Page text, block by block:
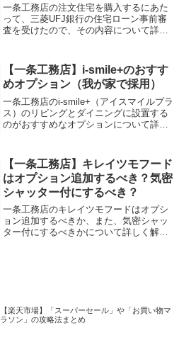
一条工務店の注文住宅を購入するにあた
って、三菱UFJ銀行の住宅ローン事前審
査を受けたので、その内容について詳し
【一条工務店】i-smile+のおすす
めオプション（我が家で採用）
一条工務店のi-smile+（アイスマイルプラ
ス）のリビングとダイニングに設置する
のがおすすめなオプションについて詳し
【一条工務店】キレイツモフード
はオプション追加するべき？気密
シャッター付にするべき？
一条工務店のキレイツモフードはオプシ
ョン追加するべきか、また、気密シャッ
ター付にするべきかについて詳しく解説
【楽天市場】「スーパーセール」や「お買い物マ
ラソン」の攻略法まとめ